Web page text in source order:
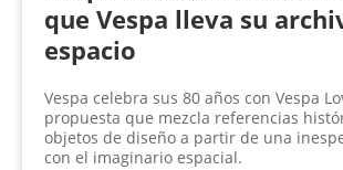
que Vespa lleva su
espacio
Vespa celebra sus 80 años con Vespa
propuesta que mezcla referencias
objetos de diseño a partir de una
con el imaginario espacial.